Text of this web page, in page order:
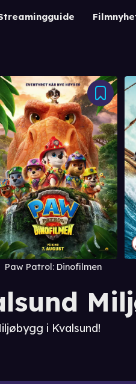
Paw Patrol: Dinofilmen
i Kvalsund!